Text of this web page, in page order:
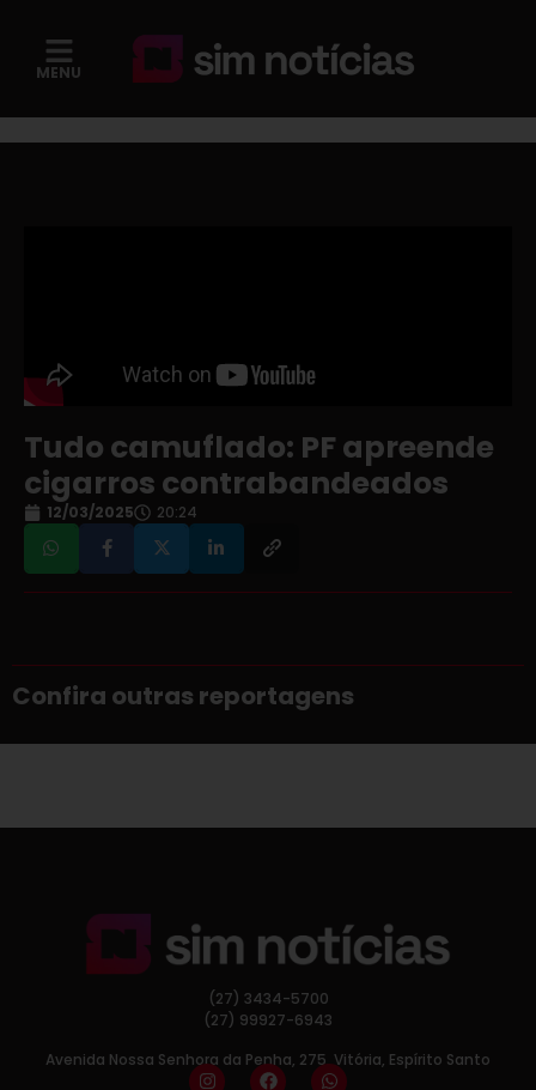
MENU
Tudo camuflado: PF apreende
cigarros contrabandeados
12/03/2025 20:24
Confira outras reportagens
(27) 3434-5700
(27) 99927-6943
Avenida Nossa Senhora da Penha, 275, Vitória, Espírito Santo